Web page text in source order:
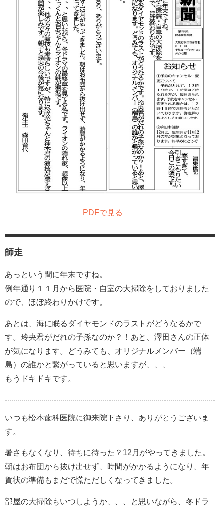
PDFで見る
師走
あっという間に年末ですね。
例年通り１１月から医院・自室の大掃除をしておりました
ので、ほぼ終わりかけです。
あとは、海に眠るダイヤモンドのラストがどうなるかで
す。玲央君がだれの子孫なのか？！あと、澤田さんの正体
が気になります。どうみても、オリジナルメンバー（端
島）の誰かと繋がっていると思いますが、、、
もうドキドキです。
いつも松本歯科医院に御来院下さり、ありがとうございま
す。
暑さもなくなり、待ちに待った？12月がやってきました。
朝はお布団から抜け出せず、時間がかかるようになり、年
賀状の準備もまだで慌ただしくなってきました。
部屋の大掃除もいつしようか、、、と思いながら、冬ドラ